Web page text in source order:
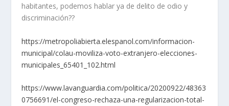
habitantes, podemos hablar ya de delito de odio y
discriminación??
https://metropoliabierta.elespanol.com/informacion-
municipal/colau-moviliza-voto-extranjero-elecciones-
municipales_65401_102.html
https://www.lavanguardia.com/politica/20200922/48363
0756691/el-congreso-rechaza-una-regularizacion-total-